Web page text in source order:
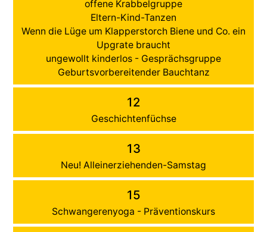
offene Krabbelgruppe
Eltern-Kind-Tanzen
Wenn die Lüge um Klapperstorch Biene und Co. ein
Upgrate braucht
ungewollt kinderlos - Gesprächsgruppe
Geburtsvorbereitender Bauchtanz
12
Geschichtenfüchse
13
Neu! Alleinerziehenden-Samstag
15
Schwangerenyoga - Präventionskurs